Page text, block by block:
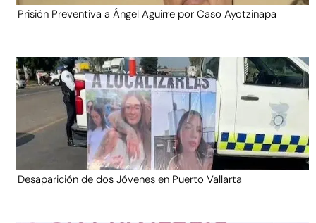
Prisión Preventiva a Ángel Aguirre por Caso Ayotzinapa
Desaparición de dos Jóvenes en Puerto Vallarta